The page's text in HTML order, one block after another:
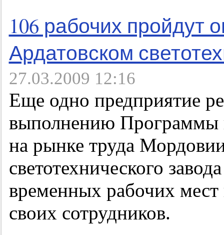
106 рабочих
Ардатовском
27.03.2009 12:16
Еще одно предприятие
выполнению Программы
на рынке труда
светотехнического
временных рабочих
своих сотрудников.